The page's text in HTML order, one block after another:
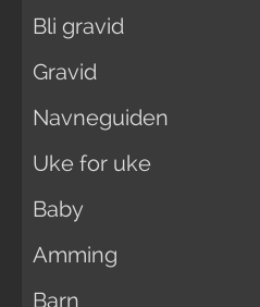
Bli gravid
Gravid
Navneguiden
Uke for uke
Baby
Amming
Barn